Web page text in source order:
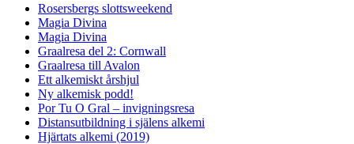
Rosersbergs slottsweekend
Magia Divina
Magia Divina
Graalresa del 2: Cornwall
Graalresa till Avalon
Ett alkemiskt årshjul
Ny alkemisk podd!
Por Tu O Gral – invigningsresa
Distansutbildning i själens alkemi
Hjärtats alkemi (2019)